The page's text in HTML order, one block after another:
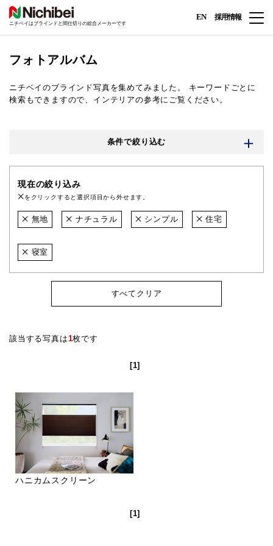
ニチベイはブラインドと間仕切りの総合メーカーです
EN 採用情報
フォトアルバム
ニチベイのブラインド写真を集めてみました。
キーワードごとに
検索もできますので、インテリアの参考にご覧ください。
条件で絞り込む
現在の絞り込み
をクリックすると選択項目から外せます。
無地 ナチュラル シンプル 住宅
寝室
すべてクリア
該当する写真は1枚です
[1]
ハニカムスクリーン
[1]